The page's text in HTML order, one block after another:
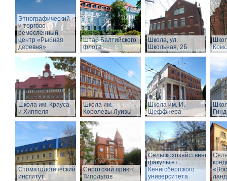
Этнографический
и торгово-
ремесленный
центр «Рыбная
деревня»
Штаб Балтийского
флота
Школа, ул.
Школьная, 2Б
Школа им. Крауса
и Хиппеля
Школа им.
Королевы Луизы
Школа им. И.
Шеффнера
Стоматологический
институт
Сиротский приют
Типольтов
Сельскохозяйственный
факультет
Кенигсбергского
университета